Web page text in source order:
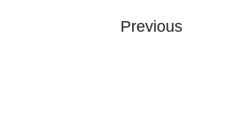
Previous